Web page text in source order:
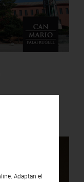
Adaptan el